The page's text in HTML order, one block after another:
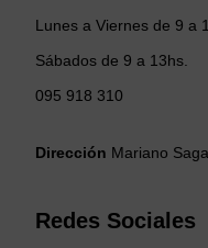
Lunes a Viernes de 9 a
Sábados de 9 a 13hs.
095 918 310
Dirección Mariano
Redes Sociales